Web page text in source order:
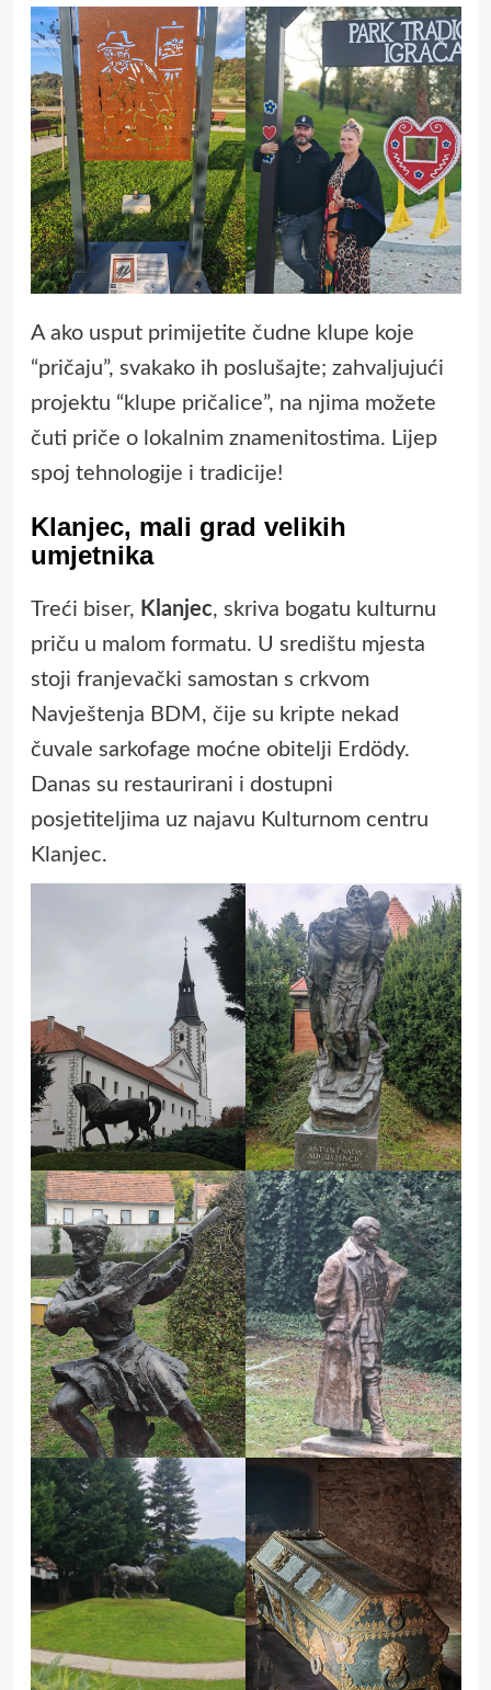
A ako usput primijetite čudne klupe koje
“pričaju”, svakako ih poslušajte; zahvaljujući
projektu “klupe pričalice”, na njima možete
čuti priče o lokalnim znamenitostima. Lijep
spoj tehnologije i tradicije!
Klanjec, mali grad velikih
umjetnika
Treći biser, Klanjec, skriva bogatu kulturnu
priču u malom formatu. U središtu mjesta
stoji franjevački samostan s crkvom
Navještenja BDM, čije su kripte nekad
čuvale sarkofage moćne obitelji Erdödy.
Danas su restaurirani i dostupni
posjetiteljima uz najavu Kulturnom centru
Klanjec.